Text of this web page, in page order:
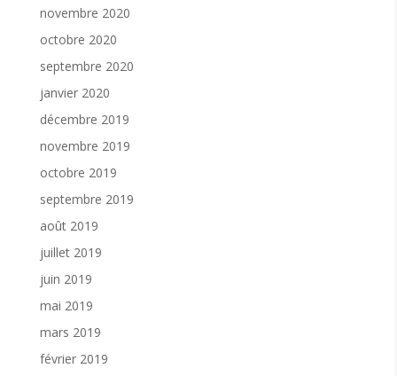
novembre 2020
octobre 2020
septembre 2020
janvier 2020
décembre 2019
novembre 2019
octobre 2019
septembre 2019
août 2019
juillet 2019
juin 2019
mai 2019
mars 2019
février 2019